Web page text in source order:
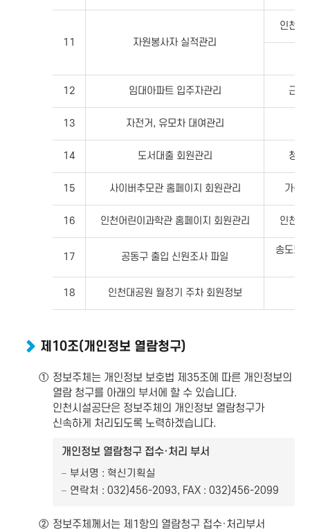
11 자원봉사자 실적관리
인천어
12 임대아파트 입주자관리 근로
13 자전거, 유모차 대여관리
14 도서대출 회원관리 청소
15 사이버추모관 홈페이지 회원관리 가족
16 인천어린이과학관 홈페이지 회원관리 인천어
17 공동구 출입 신원조사 파일
송도도
18 인천대공원 월정기 주차 회원정보
제10조(개인정보 열람청구)
① 정보주체는 개인정보 보호법 제35조에 따른 개인정보의
열람 청구를 아래의 부서에 할 수 있습니다.
인천시설공단은 정보주체의 개인정보 열람청구가
신속하게 처리되도록 노력하겠습니다.
개인정보 열람청구 접수·처리 부서
부서명 : 혁신기획실
연락처 : 032)456-2093, FAX : 032)456-2099
② 정보주체께서는 제1항의 열람청구 접수·처리부서